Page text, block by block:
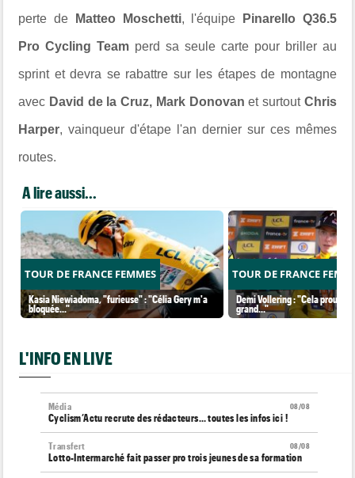
perte de Matteo Moschetti, l'équipe Pinarello Q36.5
Pro Cycling Team perd sa seule carte pour briller au
sprint et devra se rabattre sur les étapes de montagne
avec David de la Cruz, Mark Donovanet surtout Chris
Harper, vainqueur d'étape l'an dernier sur ces mêmes
routes.
A lire aussi...
TOUR DE FRANCE FEMMES
Kasia Niewiadoma, "furieuse" : "Célia Gery m'a
bloquée..."
TOUR DE FRANCE
Demi Vollering : "Cela prouve
grand..."
L'INFO EN LIVE
08/08
Média
Cyclism’Actu recrute des rédacteurs… toutes les infos ici !
08/08
Transfert
Lotto-Intermarché fait passer pro trois jeunes de sa formation